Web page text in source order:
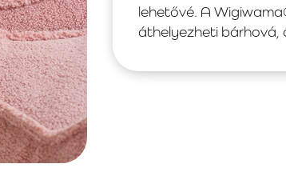
lehetővé. A
áthelyezheti bárhová,